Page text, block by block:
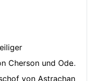
und Odessa
von Astrachan